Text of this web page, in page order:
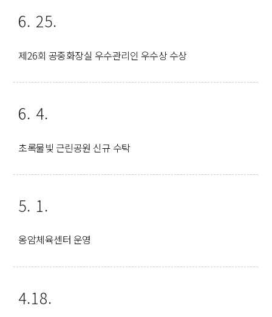
6. 25.
제26회 공중화장실 우수관리인 우수상 수상
6. 4.
초록물빛 근린공원 신규 수탁
5. 1.
옹암체육센터 운영
4.18.